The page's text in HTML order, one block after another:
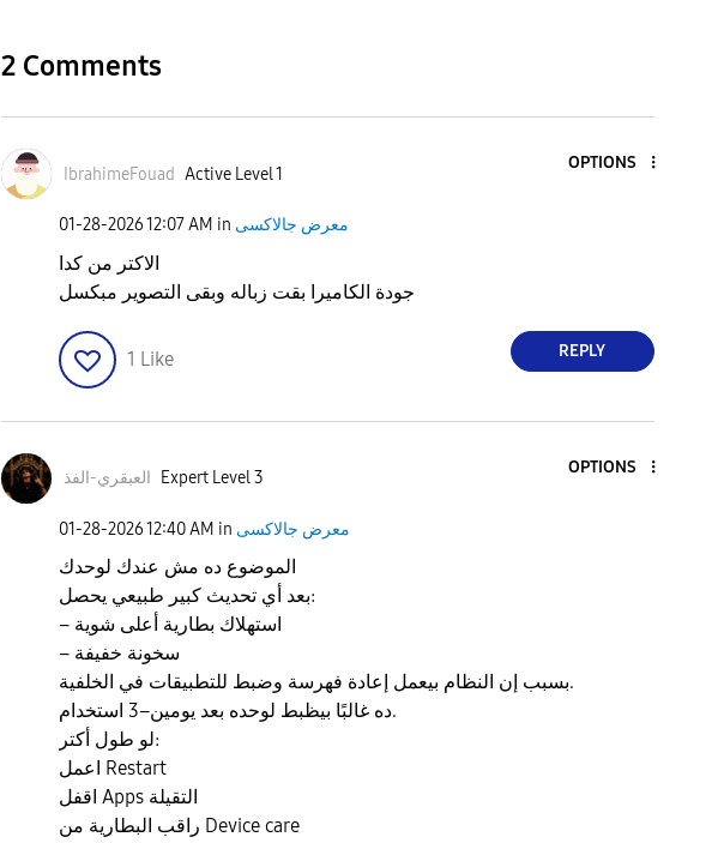
2 Comments
IbrahimeFouad Active Level 1
OPTIONS
‎01-28-202612:07 AM in معرض جالاكسى
الاكتر من كدا
جودة الكاميرا بقت زباله وبقى التصوير مبكسل
1 Like REPLY
العبقري-الفذ Expert Level 3
OPTIONS
‎01-28-202612:40 AM in معرض جالاكسى
الموضوع ده مش عندك لوحدك
بعد أي تحديث كبير طبيعي يحصل:
– استهلاك بطارية أعلى شوية
– سخونة خفيفة
بسبب إن النظام بيعمل إعادة فهرسة وضبط للتطبيقات في الخلفية.
ده غالبًا بيظبط لوحده بعد يومين–3 استخدام.
لو طول أكتر:
اعمل Restart
اقفل Apps التقيلة
راقب البطارية من Device care